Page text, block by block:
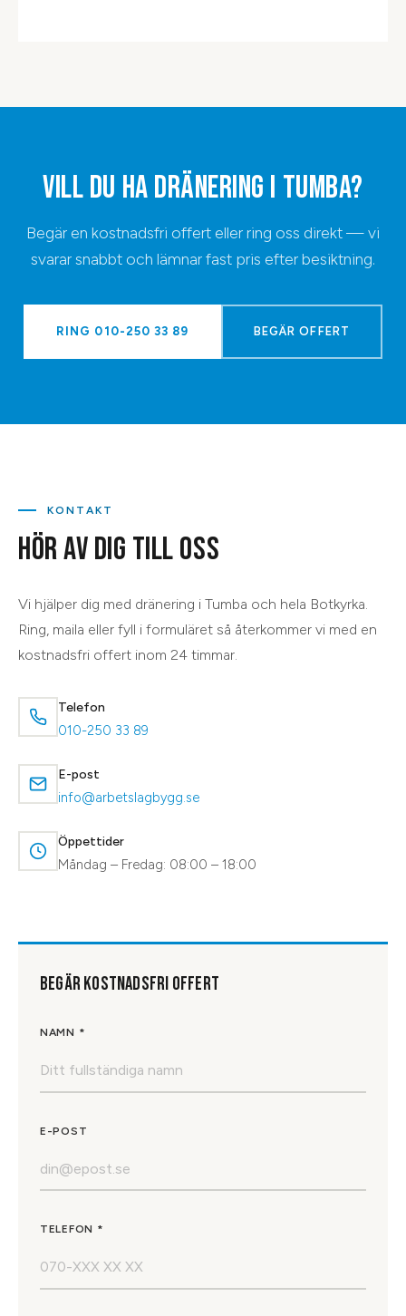
VILL DU HADRÄNERING I TUMBA?
Begär en kostnadsfri offert eller ring oss direkt — vi
svarar snabbt och lämnar fast pris efter besiktning.
RING 010-250 33 89 BEGÄR OFFERT
KONTAKT
HÖR AV DIG TILL OSS
Vi hjälper dig med dränering i Tumba och hela Botkyrka.
Ring, maila eller fyll i formuläret så återkommer vi med en
kostnadsfri offert inom 24 timmar.
Telefon
010-250 33 89
E-post
info@arbetslagbygg.se
Öppettider
Måndag – Fredag: 08:00 – 18:00
BEGÄR KOSTNADSFRI OFFERT
NAMN *
E-POST
TELEFON *